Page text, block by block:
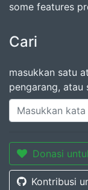
some features
Cari
masukkan satu
pengarang, atau
Donasi
Kontribusi